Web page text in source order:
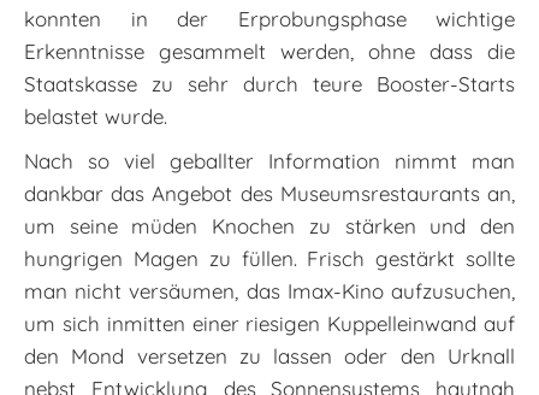
konnten in der Erprobungsphase wichtige
Erkenntnisse gesammelt werden, ohne dass die
Staatskasse zu sehr durch teure Booster-Starts
belastet wurde.
Nach so viel geballter Information nimmt man
dankbar das Angebot des Museumsrestaurants an,
um seine müden Knochen zu stärken und den
hungrigen Magen zu füllen. Frisch gestärkt sollte
man nicht versäumen, das Imax-Kino aufzusuchen,
um sich inmitten einer riesigen Kuppelleinwand auf
den Mond versetzen zu lassen oder den Urknall
nebst Entwicklung des Sonnensystems hautnah